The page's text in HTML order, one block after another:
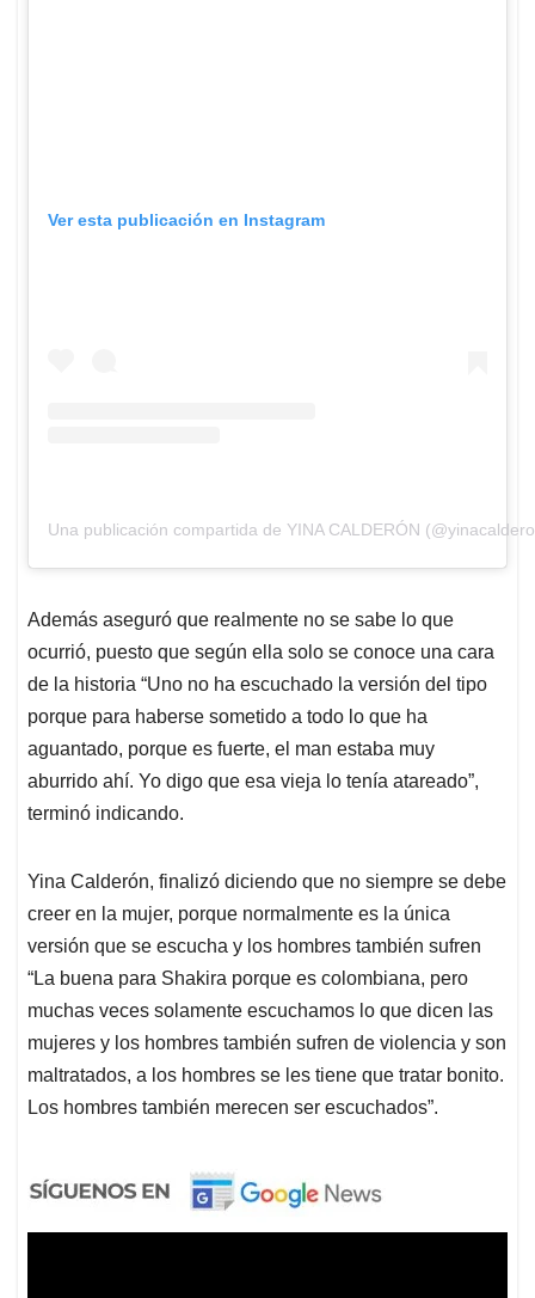
Ver esta publicación en Instagram
Una publicación compartida de YINA CALDERÓN
Además aseguró que realmente no se sabe lo que
ocurrió, puesto que según ella solo se conoce una cara
de la historia “Uno no ha escuchado la versión del tipo
porque para haberse sometido a todo lo que ha
aguantado, porque es fuerte, el man estaba muy
aburrido ahí. Yo digo que esa vieja lo tenía atareado”,
terminó indicando.
Yina Calderón, finalizó diciendo que no siempre se debe
creer en la mujer, porque normalmente es la única
versión que se escucha y los hombres también sufren
“La buena para Shakira porque es colombiana, pero
muchas veces solamente escuchamos lo que dicen las
mujeres y los hombres también sufren de violencia y son
maltratados, a los hombres se les tiene que tratar bonito.
Los hombres también merecen ser escuchados”.